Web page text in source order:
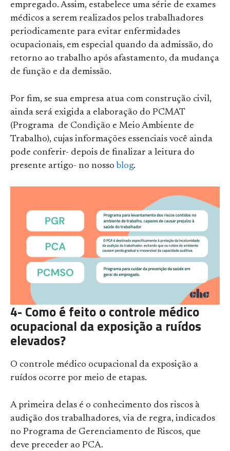
empregado. Assim, estabelece uma série de exames
médicos a serem realizados pelos trabalhadores
periodicamente para evitar enfermidades
ocupacionais, em especial quando da admissão, do
retorno ao trabalho após afastamento, da mudança
de função e da demissão.
Por fim, se sua empresa atua com construção civil,
ainda será exigida a elaboração do PCMAT
(Programa de Condição e Meio Ambiente de
Trabalho), cujas informações essenciais você ainda
pode conferir- depois de finalizar a leitura do
presente artigo- no nosso blog.
4- Como é feito o controle médico
ocupacional da exposição a ruídos
elevados?
O controle médico ocupacional da exposição a
ruídos ocorre por meio de etapas.
A primeira delas é o conhecimento dos riscos à
audição dos trabalhadores, via de regra, indicados
no Programa de Gerenciamento de Riscos, que
deve preceder ao PCA.